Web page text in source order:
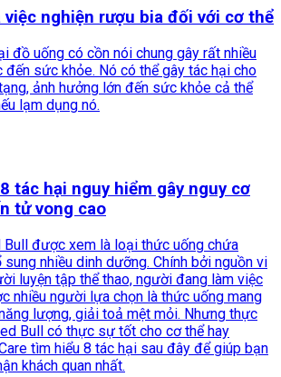
việc nghiện rượu bia đối với cơ thể
đồ uống có cồn nói chung gây rất nhiều
sức khỏe. Nó có thể gây tác hại cho
ảnh hưởng lớn đến sức khỏe cả thể
lạm dụng nó.
tác hại nguy hiểm gây nguy cơ
tử vong cao
được xem là loại thức uống chứa
nhiều dinh dưỡng. Chính bởi nguồn vi
luyện tập thể thao, người đang làm việc
nhiều người lựa chọn là thức uống mang
lượng, giải toả mệt mỏi. Nhưng thực
Bull có thực sự tốt cho cơ thể hay
tìm hiểu 8 tác hại sau đây để giúp bạn
khách quan nhất.